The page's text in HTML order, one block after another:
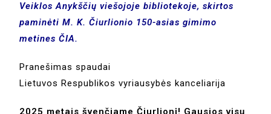
Veiklos Anykščių viešojoje bibliotekoje, skirtos
paminėti M. K. Čiurlionio 150-asias gimimo
metinesČIA.
Pranešimas spaudai
Lietuvos Respublikos vyriausybės kanceliarija
2025 metais švenčiame Čiurlionį! Gausios visų